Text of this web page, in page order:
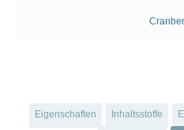
Eigenschaften Inhaltsstoffe